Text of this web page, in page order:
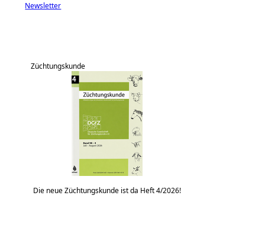
Newsletter
Züchtungskunde
Die neue Züchtungskunde ist da Heft 4/2026!